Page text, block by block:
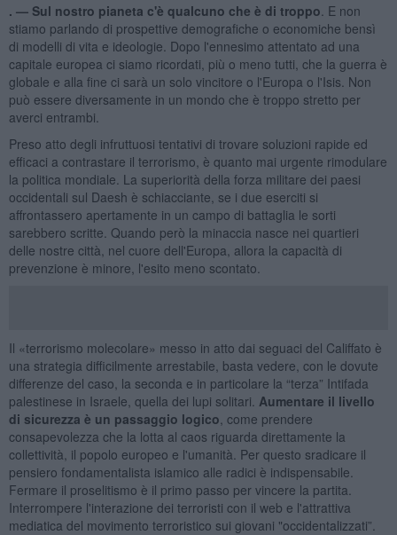
. — Sul nostro pianeta c'è qualcuno che è di troppo . E non
stiamo parlando di prospettive demografiche o economiche bensì
di modelli di vita e ideologie. Dopo l'ennesimo attentato ad una
capitale europea ci siamo ricordati, più o meno tutti, che la guerra è
globale e alla fine ci sarà un solo vincitore o l'Europa o l'Isis. Non
può essere diversamente in un mondo che è troppo stretto per
averci entrambi.
Preso atto degli infruttuosi tentativi di trovare soluzioni rapide ed
efficaci a contrastare il terrorismo, è quanto mai urgente rimodulare
la politica mondiale. La superiorità della forza militare dei paesi
occidentali sul Daesh è schiacciante, se i due eserciti si
affrontassero apertamente in un campo di battaglia le sorti
sarebbero scritte. Quando però la minaccia nasce nei quartieri
delle nostre città, nel cuore dell'Europa, allora la capacità di
prevenzione è minore, l'esito meno scontato.
Il «terrorismo molecolare» messo in atto dai seguaci del Califfato è
una strategia difficilmente arrestabile, basta vedere, con le dovute
differenze del caso, la seconda e in particolare la “terza” Intifada
palestinese in Israele, quella dei lupi solitari. Aumentare il livello
di sicurezza è un passaggio logico , come prendere
consapevolezza che la lotta al caos riguarda direttamente la
collettività, il popolo europeo e l'umanità. Per questo sradicare il
pensiero fondamentalista islamico alle radici è indispensabile.
Fermare il proselitismo è il primo passo per vincere la partita.
Interrompere l'interazione dei terroristi con il web e l'attrattiva
mediatica del movimento terroristico sui giovani "occidentalizzati”.